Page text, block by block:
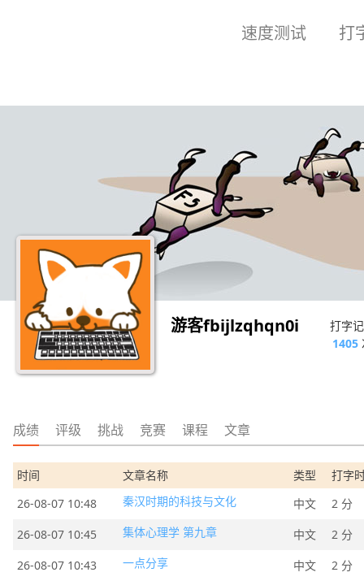
速度测试 打
游客fbijlzqhqn0i
打字
1405
成绩 评级 挑战 竞赛 课程 文章
时间 文章名称 类型
打字
26-08-07 10:48
秦汉时期的科技与文化 中文
2 分
26-08-07 10:45
集体心理学 第九章 中文
2 分
26-08-07 10:43
一点分享 中文
2 分